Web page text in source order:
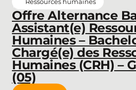
Offre Alternance
Assistant(e)
Humaines –
Chargé(e) des
Humaines (CRH) –
(05)